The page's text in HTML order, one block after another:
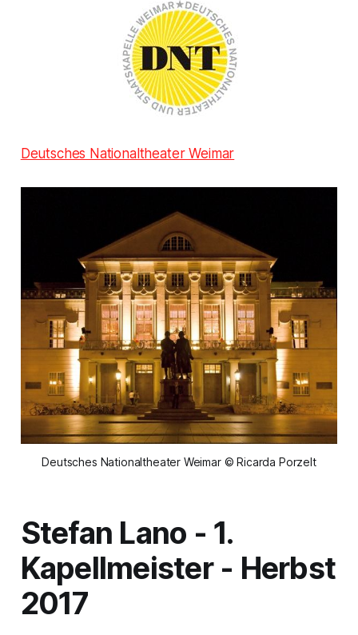
Deutsches Nationaltheater Weimar
Deutsches Nationaltheater Weimar © Ricarda Porzelt
Stefan Lano - 1.
Kapellmeister - Herbst
2017